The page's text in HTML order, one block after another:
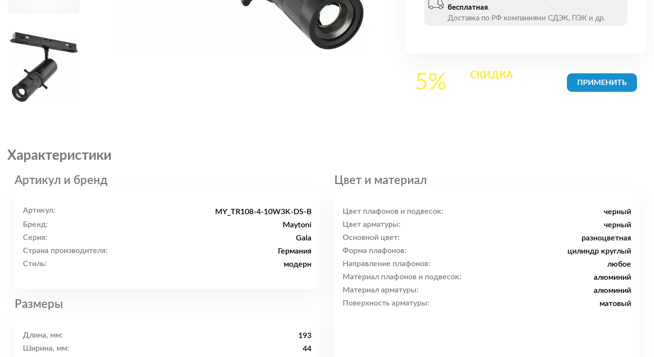
бесплатная.
Доставка по РФ компаниями СДЭК, ПЭК и др.
5% СКИДКА
Характеристики
Артикул и бренд
Артикул:
MY_TR108-4-10W3K-DS-B
Бренд:
Maytoni
Серия:
Gala
Страна производителя:
Германия
Стиль:
модерн
Размеры
Длина, мм:
193
Ширина, мм:
44
Цвет и материал
Цвет плафонов и подвесок:
черный
Цвет арматуры:
черный
Основной цвет:
разноцветная
Форма плафонов:
цилиндр круглый
Направление плафонов:
любое
Материал плафонов и подвесок:
алюминий
Материал арматуры:
алюминий
Поверхность арматуры:
матовый